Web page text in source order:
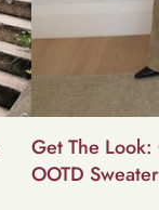
Get The
OOTD